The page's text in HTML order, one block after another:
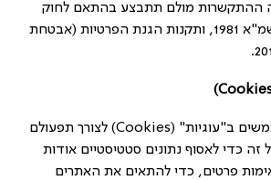
ההתקשרות מולם תתבצע בהתאם לחוק
הגנות הפרטיות התשמ"א 1981, ותקנות הגנת הפרטיות (אבטחת
)
אתרי הר"י משתמשים ב"עוגיות" (Cookies) לצורך תפעולם
זה כדי לאסוף נתונים סטטיסטיים אודות
פרטים, כדי להתאים את האתרים